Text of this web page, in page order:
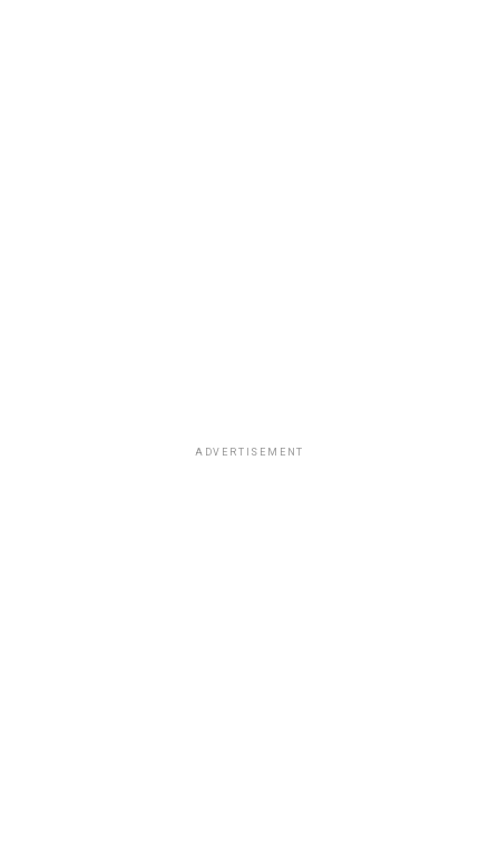
ADVERTISEMENT